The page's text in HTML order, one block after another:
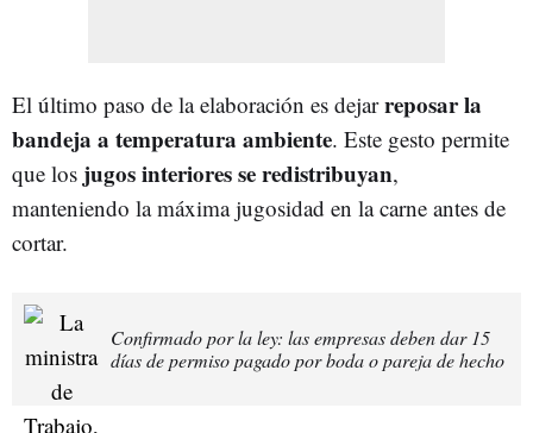
El último paso de la elaboración es dejarreposar la
bandeja a temperatura ambiente. Este gesto permite
que los jugos interiores se redistribuyan,
manteniendo la máxima jugosidad en la carne antes de
cortar.
Confirmado por la ley: las empresas deben dar 15
días de permiso pagado por boda o pareja de hecho